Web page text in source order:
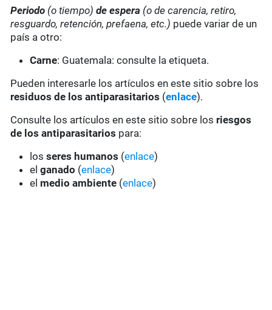
Periodo (o tiempo) de espera (o de carencia, retiro,
resguardo, retención, prefaena, etc.) puede variar de un
país a otro:
Carne: Guatemala: consulte la etiqueta.
Pueden interesarle los artículos en este sitio sobre los
residuos de los antiparasitarios (enlace).
Consulte los artículos en este sitio sobre los riesgos
de los antiparasitarios para:
losseres humanos (enlace)
elganado (enlace)
el medio ambiente (enlace)